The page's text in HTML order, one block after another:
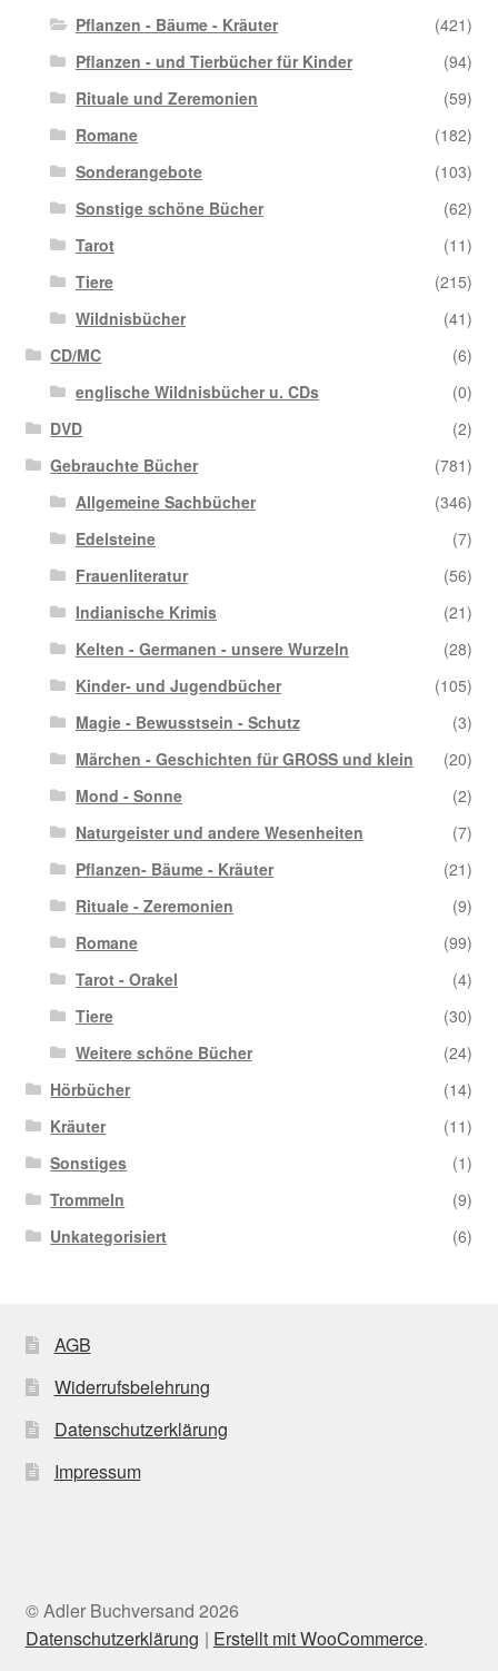
Pflanzen - Bäume - Kräuter
(421)
Pflanzen - und Tierbücher für Kinder
(94)
Rituale und Zeremonien
(59)
Romane
(182)
Sonderangebote
(103)
Sonstige schöne Bücher
(62)
Tarot
(11)
Tiere
(215)
Wildnisbücher
(41)
CD/MC
(6)
englische Wildnisbücher u. CDs
(0)
DVD
(2)
Gebrauchte Bücher
(781)
Allgemeine Sachbücher
(346)
Edelsteine
(7)
Frauenliteratur
(56)
Indianische Krimis
(21)
Kelten - Germanen - unsere Wurzeln
(28)
Kinder- und Jugendbücher
(105)
Magie - Bewusstsein - Schutz
(3)
Märchen - Geschichten für GROSS und klein
(20)
Mond - Sonne
(2)
Naturgeister und andere Wesenheiten
(7)
Pflanzen- Bäume - Kräuter
(21)
Rituale - Zeremonien
(9)
Romane
(99)
Tarot - Orakel
(4)
Tiere
(30)
Weitere schöne Bücher
(24)
Hörbücher
(14)
Kräuter
(11)
Sonstiges
(1)
Trommeln
(9)
Unkategorisiert
(6)
AGB
Widerrufsbelehrung
Datenschutzerklärung
Impressum
© Adler Buchversand 2026
Datenschutzerklärung
Erstellt mit WooCommerce.